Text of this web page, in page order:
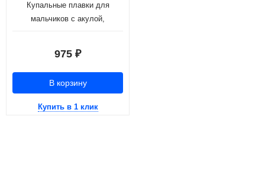
Купальные плавки для
мальчиков с акулой,
975 ₽
В корзину
Купить в 1 клик